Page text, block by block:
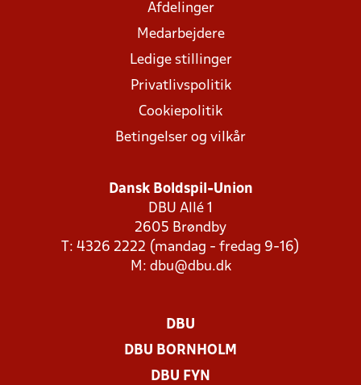
Afdelinger
Medarbejdere
Ledige stillinger
Privatlivspolitik
Cookiepolitik
Betingelser og vilkår
Dansk Boldspil-Union
DBU Allé 1
2605 Brøndby
T: 4326 2222 (mandag - fredag 9-16)
M: dbu@dbu.dk
DBU
DBU BORNHOLM
DBU FYN